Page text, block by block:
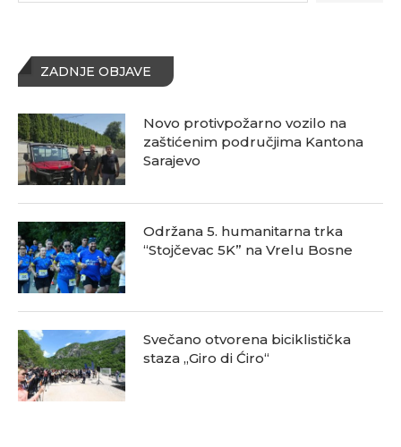
ZADNJE OBJAVE
Novo protivpožarno vozilo na
zaštićenim područjima Kantona
Sarajevo
Održana 5. humanitarna trka
“Stojčevac 5K” na Vrelu Bosne
Svečano otvorena biciklistička
staza „Giro di Ćiro“